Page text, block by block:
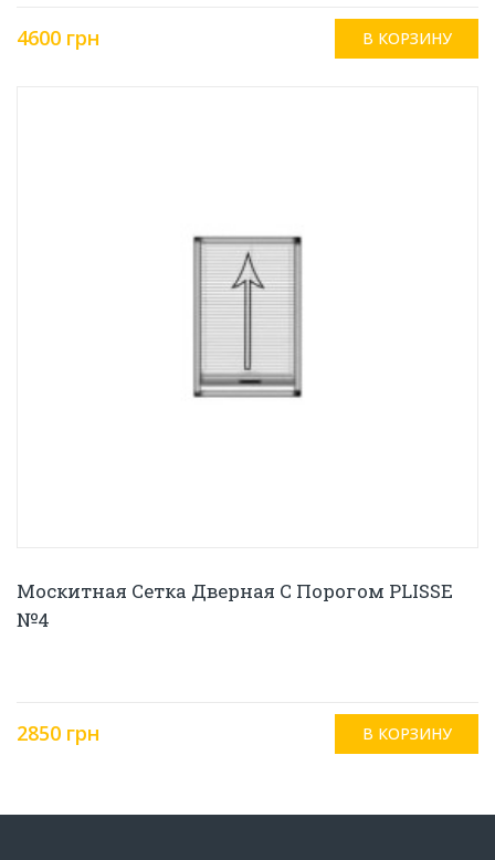
4600 грн
Москитная Сетка Дверная С Порогом PLISSE
№4
2850 грн